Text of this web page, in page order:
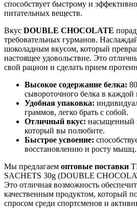
способствует быстрому и
питательных веществ.
Вкус DOUBLE CHOCOLATE
требовательных гурманов.
шоколадным вкусом, который
настоящее удовольствие. Это
свой рацион и сделать прием
Высокое содержание белка:
сывороточного белка в каждой
Удобная упаковка:
граммов, легко брать с собой.
Отличный вкус: насыщенный
который вы полюбите.
Быстрое усвоение:
восстановлению и росту мышц.
Мы предлагаем оптовые поставки
SACHETS 30g (DOUBLE
Это отличная возможность
качественным продуктом, который
спросом среди спортсменов и